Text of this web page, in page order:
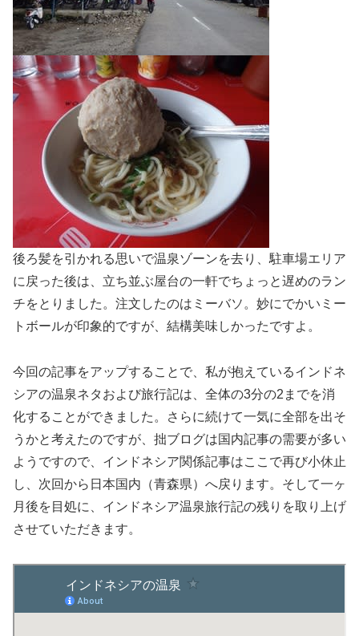
後ろ髪を引かれる思いで温泉ゾーンを去り、駐車場エリア
に戻った後は、立ち並ぶ屋台の一軒でちょっと遅めのラン
チをとりました。注文したのはミーバソ。妙にでかいミー
トボールが印象的ですが、結構美味しかったですよ。
今回の記事をアップすることで、私が抱えているインドネ
シアの温泉ネタおよび旅行記は、全体の3分の2までを消
化することができました。さらに続けて一気に全部を出そ
うかと考えたのですが、拙ブログは国内記事の需要が多い
ようですので、インドネシア関係記事はここで再び小休止
し、次回から日本国内（青森県）へ戻ります。そして一ヶ
月後を目処に、インドネシア温泉旅行記の残りを取り上げ
させていただきます。